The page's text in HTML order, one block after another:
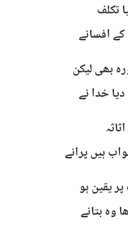
تکلف
افسانے
بھی لیکن
خدا نے
ہیں پرانے
یقین ہو
وہ بتانے